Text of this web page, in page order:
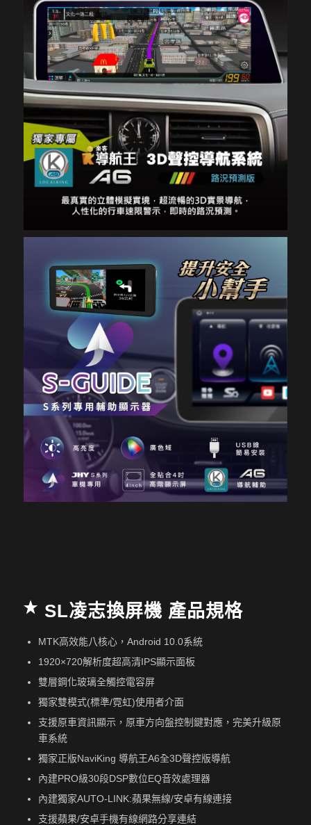
SL凌志換屏機 產品規格
MTK高效能八核心，Android 10.0系統
1920×720解析度超高清IPS顯示面板
雙層鋼化玻璃全觸控電容屏
獨家雙模式(標準/霓虹)使用者介面
支援原車資訊顯示，原車方向盤控制鍵對應，完美升級原
車系統
獨家正版NaviKing 導航王A6全3D聲控版導航
內建PRO級30段DSP數位EQ音效處理器
內建獨家AUTO-LINK:蘋果無線/安卓有線連接
支援蘋果/安卓手機有線網路分享連結